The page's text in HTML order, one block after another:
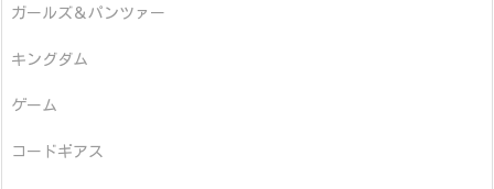
ガールズ＆パンツァー
キングダム
ゲーム
コードギアス